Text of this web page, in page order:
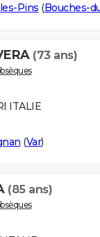
Pins (Bouches-
(73 ans)
ITALIE
(Var)
(85 ans)